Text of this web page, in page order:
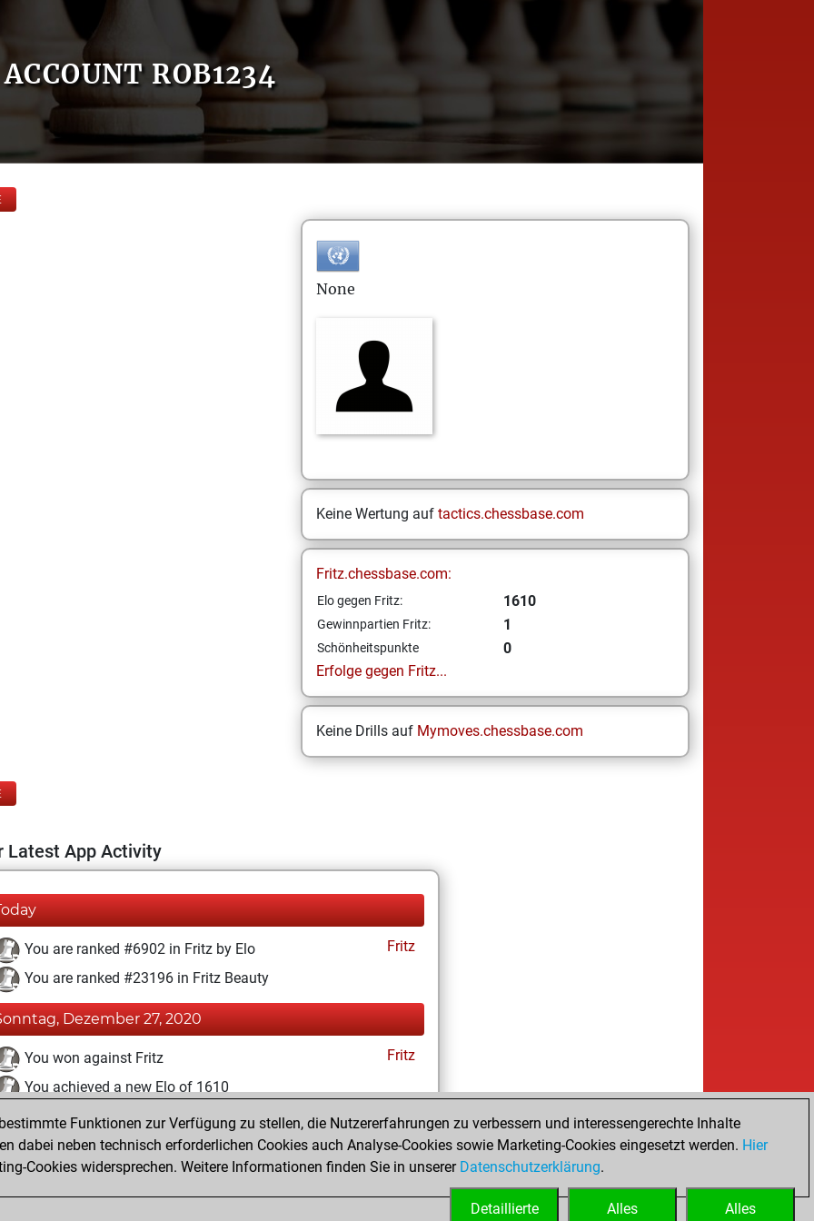
ACCOUNT ROB1234
None
Keine Wertung auf tactics.chessbase.com
Fritz.chessbase.com:
Elo gegen Fritz: 1610
Gewinnpartien Fritz: 1
Schönheitspunkte
0
Erfolge gegen Fritz...
Keine Drills auf Mymoves.chessbase.com
Latest App Activity
You are ranked #6902 in Fritz by Elo
Fritz
You are ranked #23196 in Fritz Beauty
Dezember 27, 2020
You won against Fritz
Fritz
You achieved a new Elo of 1610
Dienstag, Dezember 8, 2020
You created your Fritz account Fritz
Funktionen zur Verfügung zu stellen, die Nutzererfahrungen zu verbessern und interessengerechte Inhalte
dabei neben technisch erforderlichen Cookies auch Analyse-Cookies sowie Marketing-Cookies eingesetzt werden. Hier
Cookies widersprechen. Weitere Informationen finden Sie in unserer Datenschutzerklärung.
Alles
Alles
Detaillierte